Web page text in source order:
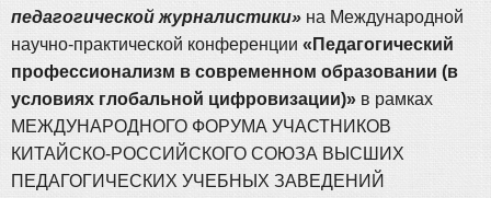
педагогической журналистики» на Международной
научно-практической конференции «Педагогический
профессионализм в современном образовании (в
условиях глобальной цифровизации)» в рамках
МЕЖДУНАРОДНОГО ФОРУМА УЧАСТНИКОВ
КИТАЙСКО-РОССИЙСКОГО СОЮЗА ВЫСШИХ
ПЕДАГОГИЧЕСКИХ УЧЕБНЫХ ЗАВЕДЕНИЙ